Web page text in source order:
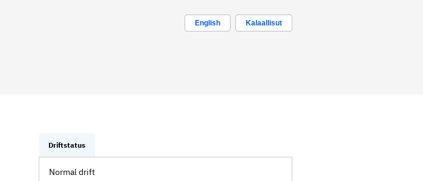
English Kalaallisut
Driftstatus
Normal drift